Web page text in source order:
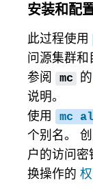
安装和配
此过程使用
问源集群和
参阅
mc 的
说明。
使用
mc
个别名。
户的访问
换操作的